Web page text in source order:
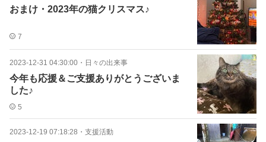
おまけ・2023年の猫クリスマス♪
7
2023-12-31 04:30:00 ・ 日々の出来事
今年も応援＆ご支援ありがとうございま
した♪
5
2023-12-19 07:18:28 ・ 支援活動